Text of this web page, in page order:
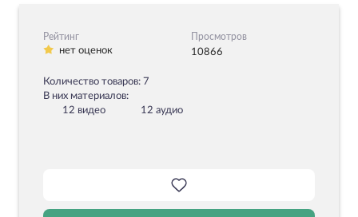
Рейтинг
нет оценок
Просмотров
10866
Количество товаров: 7
В них материалов:
12 видео
12 аудио